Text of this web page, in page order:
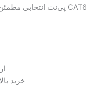
CAT6 پی‌نت انتخابی مطمئن و حرفه‌ای است.
خرید بالای 2